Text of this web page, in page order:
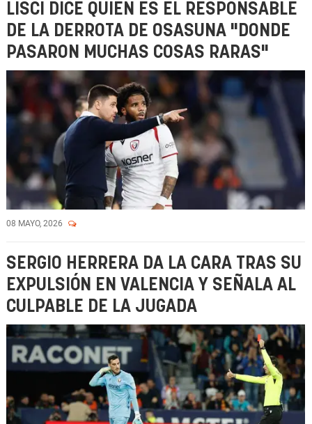
LISCI DICE QUIÉN ES EL RESPONSABLE
DE LA DERROTA DE OSASUNA "DONDE
PASARON MUCHAS COSAS RARAS"
08 MAYO, 2026
SERGIO HERRERA DA LA CARA TRAS SU
EXPULSIÓN EN VALENCIA Y SEÑALA AL
CULPABLE DE LA JUGADA